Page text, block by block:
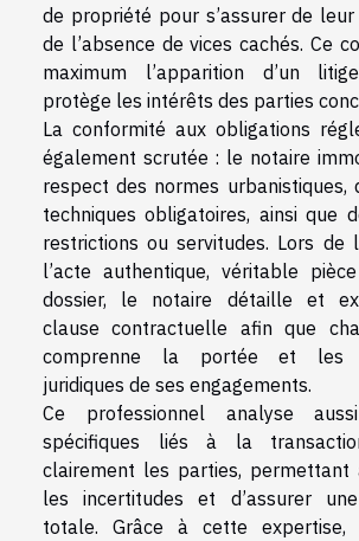
de propriété pour s’assurer de
de l’absence de vices cachés. Ce
maximum l’apparition d’un
protège les intérêts des parties
La conformité aux obligations
également scrutée : le notaire
respect des normes urbanistiques,
techniques obligatoires, ainsi que
restrictions ou servitudes. Lors de
l’acte authentique, véritable
dossier, le notaire détaille et
clause contractuelle afin que
comprenne la portée et les
juridiques de ses engagements.
Ce professionnel analyse
spécifiques liés à la
clairement les parties, permettant
les incertitudes et d’assurer
totale. Grâce à cette expertise,